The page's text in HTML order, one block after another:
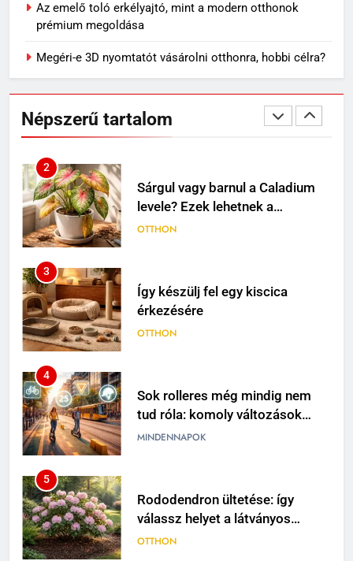
Az emelő toló erkélyajtó, mint a modern otthonok
prémium megoldása
Megéri-e 3D nyomtatót vásárolni otthonra, hobbi célra?
Népszerű tartalom
nyári napokra
VÁSÁRLÁS
1
MINDENNAPOK
2
Sárgul vagy barnul a Caladium
levele? Ezek lehetnek a
leggyakoribb okok
OTTHON
3
Így készülj fel egy kiscica
érkezésére
OTTHON
4
Sok rolleres még mindig nem
tud róla: komoly változások
jöhetnek a közlekedési
MINDENNAPOK
5
Rododendron ültetése: így
válassz helyet a látványos
virágzáshoz
OTTHON